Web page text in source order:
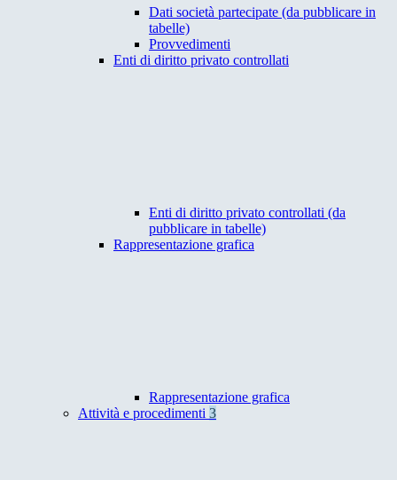
Dati società partecipate (da pubblicare in
tabelle)
Provvedimenti
Enti di diritto privato controllati
Enti di diritto privato controllati (da
pubblicare in tabelle)
Rappresentazione grafica
Rappresentazione grafica
Attività e procedimenti 3